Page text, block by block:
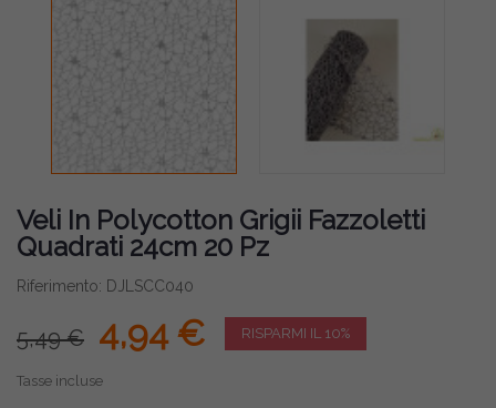
Veli In Polycotton Grigii Fazzoletti
Quadrati 24cm 20 Pz
Riferimento: DJLSCC040
5,49 € 4,94 € RISPARMI IL 10%
Tasse incluse